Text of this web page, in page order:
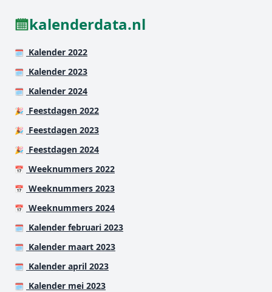
kalenderdata.nl
🗓️ Kalender 2022
🗓️ Kalender 2023
🗓️ Kalender 2024
🎉 Feestdagen 2022
🎉 Feestdagen 2023
🎉 Feestdagen 2024
📅 Weeknummers 2022
📅 Weeknummers 2023
📅 Weeknummers 2024
🗓️ Kalender februari 2023
🗓️ Kalender maart 2023
🗓️ Kalender april 2023
🗓️ Kalender mei 2023